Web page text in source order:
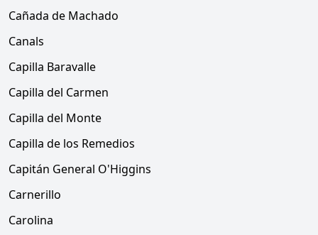
Cañada de Machado
Canals
Capilla Baravalle
Capilla del Carmen
Capilla del Monte
Capilla de los Remedios
Capitán General O'Higgins
Carnerillo
Carolina